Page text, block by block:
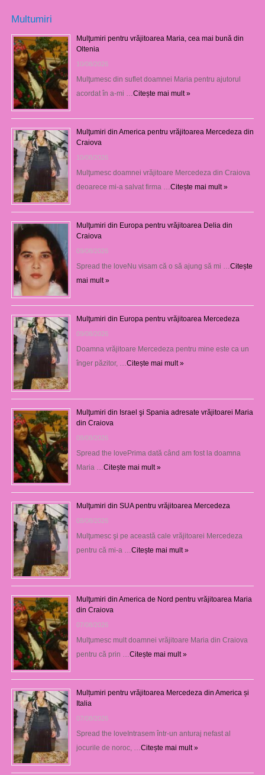
Multumiri
Mulţumiri pentru vrăjitoarea Maria, cea mai bună din
Oltenia
10/08/2026
Mulţumesc din suflet doamnei Maria pentru ajutorul
acordat în a-mi …Citește mai mult »
Mulţumiri din America pentru vrăjitoarea Mercedeza din
Craiova
10/08/2026
Mulţumesc doamnei vrăjitoare Mercedeza din Craiova
deoarece mi-a salvat firma …Citește mai mult »
Mulţumiri din Europa pentru vrăjitoarea Delia din
Craiova
09/08/2026
Spread the loveNu visam că o să ajung să mi …Citește
mai mult »
Mulţumiri din Europa pentru vrăjitoarea Mercedeza
09/08/2026
Doamna vrăjitoare Mercedeza pentru mine este ca un
înger păzitor, …Citește mai mult »
Mulţumiri din Israel şi Spania adresate vrăjitoarei Maria
din Craiova
08/08/2026
Spread the lovePrima dată când am fost la doamna
Maria …Citește mai mult »
Mulţumiri din SUA pentru vrăjitoarea Mercedeza
08/08/2026
Mulţumesc şi pe această cale vrăjitoarei Mercedeza
pentru că mi-a …Citește mai mult »
Mulţumiri din America de Nord pentru vrăjitoarea Maria
din Craiova
07/08/2026
Mulţumesc mult doamnei vrăjitoare Maria din Craiova
pentru că prin …Citește mai mult »
Mulțumiri pentru vrăjitoarea Mercedeza din America și
Italia
07/08/2026
Spread the loveIntrasem într-un anturaj nefast al
jocurile de noroc, …Citește mai mult »